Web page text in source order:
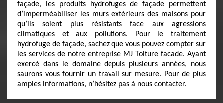
façade, les produits hydrofuges de façade permettent
d’imperméabiliser les murs extérieurs des maisons pour
qu’ils soient plus résistants face aux agressions
climatiques et aux pollutions. Pour le traitement
hydrofuge de façade, sachez que vous pouvez compter sur
les services de notre entreprise MJ Toiture facade. Ayant
exercé dans le domaine depuis plusieurs années, nous
saurons vous fournir un travail sur mesure. Pour de plus
amples informations, n’hésitez pas à nous contacter.